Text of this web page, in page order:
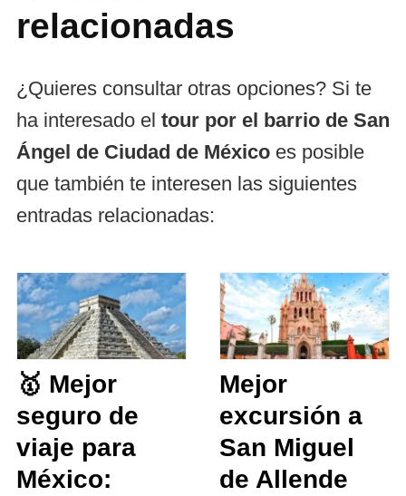
relacionadas
¿Quieres consultar otras opciones? Si te
ha interesado el tour por el barrio de San
Ángel de Ciudad de México es posible
que también te interesen las siguientes
entradas relacionadas:
🥇 Mejor
seguro de
viaje para
México:
Mejor
excursión a
San Miguel
de Allende